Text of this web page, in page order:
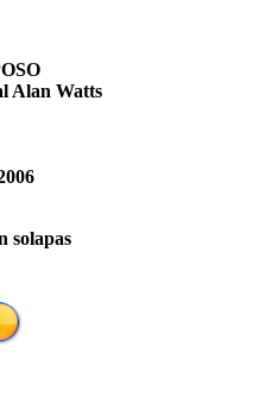
Alan Watts
solapas